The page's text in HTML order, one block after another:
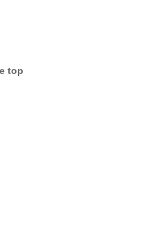
top